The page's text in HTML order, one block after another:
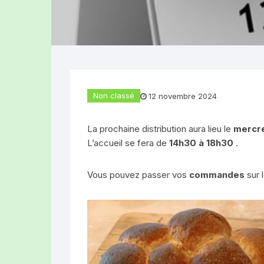
Boucherie-Traiteur
Divers produits
LA FERME
(Ludesse)
EARL DEPLAT
GAEC LES
LE CLOS DU
Non classé 12 novembre 2024
La prochaine distribution aura lieu le
L’accueil se fera de 14h30 à 18h30 .
Vous pouvez passer vos commandes sur